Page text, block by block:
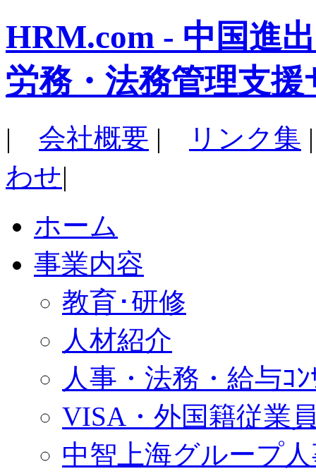
HRM.com - 中国進
労務・法務管理支援
| 会社概要 | リンク集
わせ|
ホーム
事業内容
教育･研修
人材紹介
人事・法務・給与ｺﾝ
VISA・外国籍従業
中智上海グループ